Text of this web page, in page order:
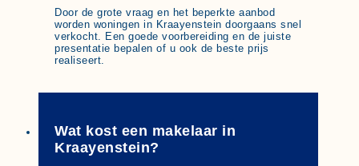
Door de grote vraag en het beperkte aanbod
worden woningen in Kraayenstein doorgaans snel
verkocht. Een goede voorbereiding en de juiste
presentatie bepalen of u ook de beste prijs
realiseert.
Wat kost een makelaar in
Kraayenstein?